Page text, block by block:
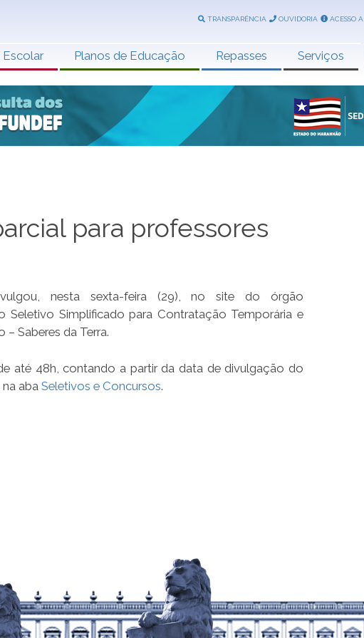
TRANSPARÊNCIA OUVIDORIA ACESSO
Escolar Planos de Educação Repasses Serviços
para professores
nesta sexta-feira (29), no site do órgão
Seletivo Simplificado para Contratação Temporária e
Saberes da Terra.
até 48h, contando a partir da data de divulgação do
aba Seletivos e Concursos.